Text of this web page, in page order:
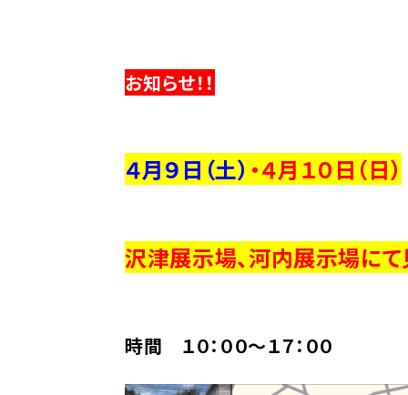
お知らせ！！
４月９日（土） ・４月１０ 日（日）
沢津展示場、河内展示場にて
時間 １０：００～１７：００